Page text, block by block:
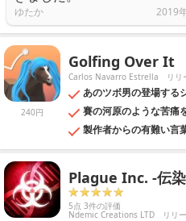
ゆたか 2019
240円
Golfing Over It
Carlos Navarro Estrella リ
あのツボ男の登場する
賽の河原のような苦痛
製作者からの有難い言
Plague Inc. -伝
5点 3件の評価
Ndemic Creations LTD リリ